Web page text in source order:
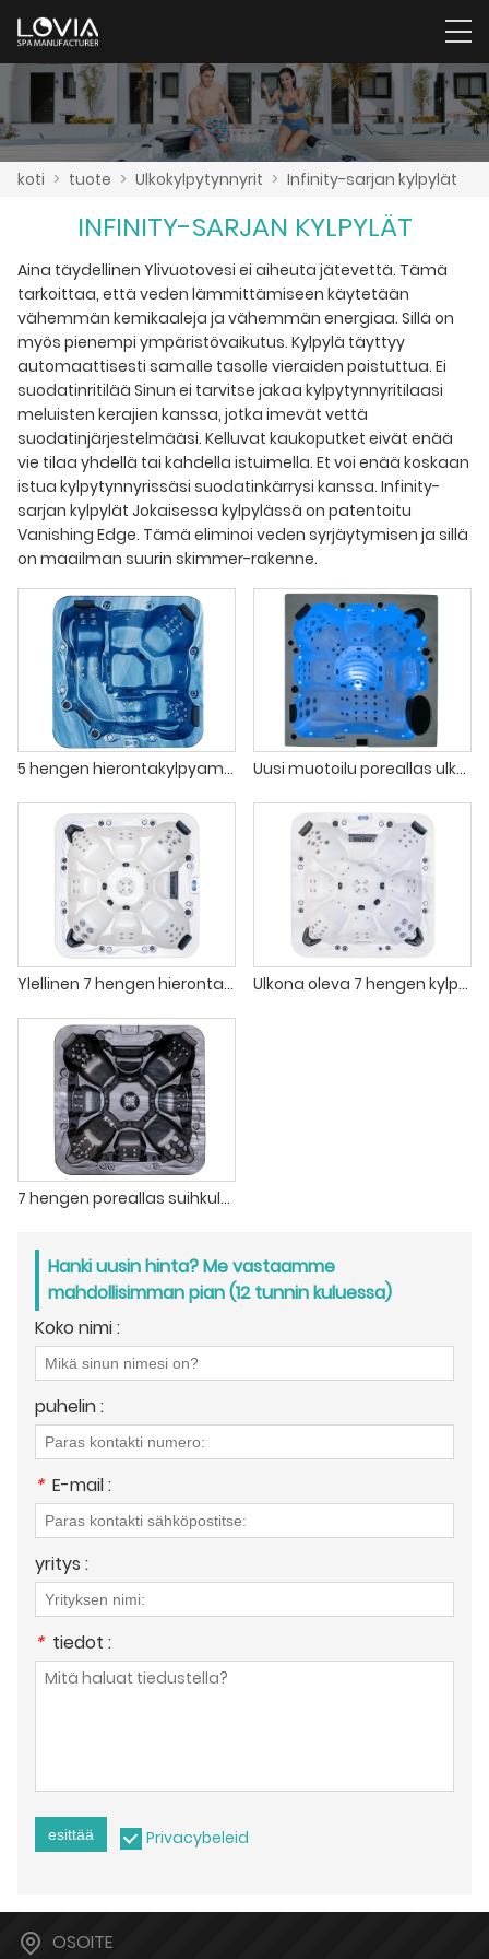
koti > tuote > Ulkokylpytynnyrit > Infinity-sarjan kylpylät
INFINITY-SARJAN KYLPYLÄT
Aina täydellinen Ylivuotovesi ei aiheuta jätevettä. Tämä
tarkoittaa, että veden lämmittämiseen käytetään
vähemmän kemikaaleja ja vähemmän energiaa. Sillä on
myös pienempi ympäristövaikutus. Kylpylä täyttyy
automaattisesti samalle tasolle vieraiden poistuttua. Ei
suodatinritilää Sinun ei tarvitse jakaa kylpytynnyritilaasi
meluisten kerajien kanssa, jotka imevät vettä
suodatinjärjestelmääsi. Kelluvat kaukoputket eivät enää
vie tilaa yhdellä tai kahdella istuimella. Et voi enää koskaan
istua kylpytynnyrissäsi suodatinkärrysi kanssa. Infinity-
sarjan kylpylät Jokaisessa kylpylässä on patentoitu
Vanishing Edge. Tämä eliminoi veden syrjäytymisen ja sillä
on maailman suurin skimmer-rakenne.
5 hengen hierontakylpyamme ulkoporeammeet Uusi muotoilu poreallas ulkokylpylä 6 hengelle perheelle
Ylellinen 7 hengen hierontakylpyamme poreamme hotellille Ulkona oleva 7 hengen kylpylälämmitetty poreallas 110V / 220V
7 hengen poreallas suihkulähteellä ja hierovalla kylpyammeella ZR6007
Hanki uusin hinta? Me vastaamme
mahdollisimman pian (12 tunnin kuluessa)
Koko nimi :
puhelin :
* E-mail :
yritys :
* tiedot :
esittää Privacybeleid
OSOITE